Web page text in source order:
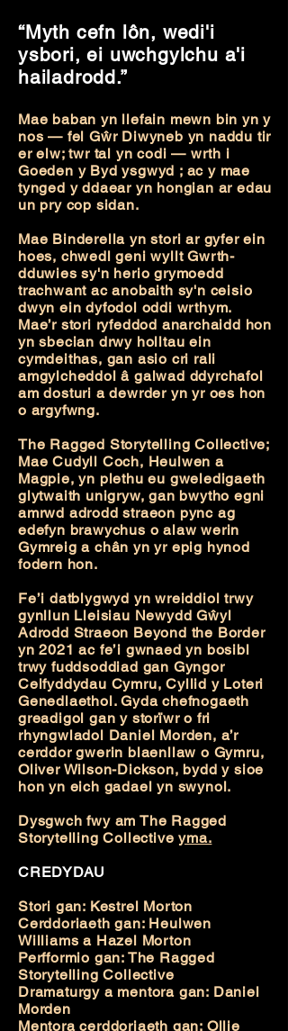
“Myth cefn lôn, wedi'i
ysbori, ei uwchgylchu a'i
hailadrodd.”
Mae baban yn llefain mewn bin yn y
nos — fel Gŵr Diwyneb yn naddu tir
er elw; twr tal yn codi — wrth i
Goeden y Byd ysgwyd ; ac y mae
tynged y ddaear yn hongian ar edau
un pry cop sidan.
Mae Binderella yn stori ar gyfer ein
hoes, chwedl geni wyllt Gwrth-
dduwies sy'n herio grymoedd
trachwant ac anobaith sy'n ceisio
dwyn ein dyfodol oddi wrthym.
Mae’r stori ryfeddod anarchaidd hon
yn sbecian drwy holltau ein
cymdeithas, gan asio cri rali
amgylcheddol â galwad ddyrchafol
am dosturi a dewrder yn yr oes hon
o argyfwng.
The Ragged Storytelling Collective;
Mae Cudyll Coch, Heulwen a
Magpie, yn plethu eu gweledigaeth
glytwaith unigryw, gan bwytho egni
amrwd adrodd straeon pync ag
edefyn brawychus o alaw werin
Gymreig a chân yn yr epig hynod
fodern hon.
Fe’i datblygwyd yn wreiddiol trwy
gynllun Lleisiau Newydd Gŵyl
Adrodd Straeon Beyond the Border
yn 2021 ac fe’i gwnaed yn bosibl
trwy fuddsoddiad gan Gyngor
Celfyddydau Cymru, Cyllid y Loteri
Genedlaethol. Gyda chefnogaeth
greadigol gan y storïwr o fri
rhyngwladol Daniel Morden, a’r
cerddor gwerin blaenllaw o Gymru,
Oliver Wilson-Dickson, bydd y sioe
hon yn eich gadael yn swynol.
Dysgwch fwy am The Ragged
Storytelling Collectiveyma.
CREDYDAU
Stori gan: Kestrel Morton
Cerddoriaeth gan: Heulwen
Williams a Hazel Morton
Perfformio gan: The Ragged
Storytelling Collective
Dramaturgy a mentora gan: Daniel
Morden
Mentora cerddoriaeth gan: Ollie